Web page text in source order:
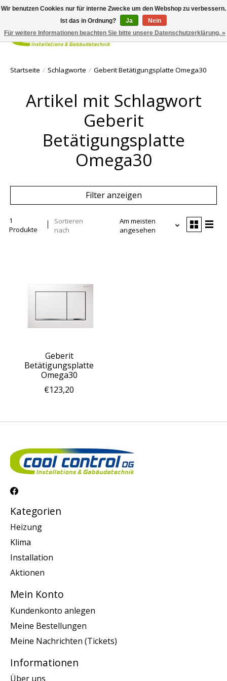
Ihr
Startseite / Schlagworte / Geberit Betätigungsplatte Omega30
Artikel mit Schlagwort
Geberit
Betätigungsplatte
Omega30
Filter anzeigen
1
Produkte
Sortieren
nach
Am meisten
angesehen
Geberit
Betätigungsplatte
Omega30
€123,20
Kategorien
Heizung
Klima
Installation
Aktionen
Mein Konto
Kundenkonto anlegen
Meine Bestellungen
Meine Nachrichten (Tickets)
Informationen
Über uns
Wir benutzen Cookies nur für interne Zwecke um den Webshop zu verbessern.
Ist das in Ordnung?
Ja
Nein
Für weitere Informationen beachten Sie bitte unsere Datenschutzerklärung. »